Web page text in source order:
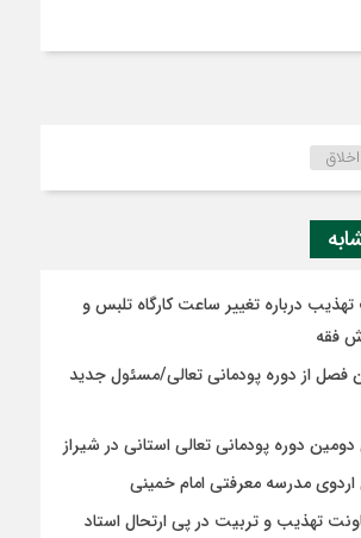
اخلاق
درباره تغییر ساعت کارگاه تلبس و
فقه
فصل از دوره پودمانی تعالی/مسئول جدید
دوره پودمانی تعالی استانی در شیراز
اردوی مدرسه معرفتی امام خمینی
تهذیب و تربیت در پی ارتحال استاد